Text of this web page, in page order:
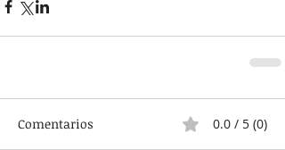
Comentarios 0.0 / 5 (0)